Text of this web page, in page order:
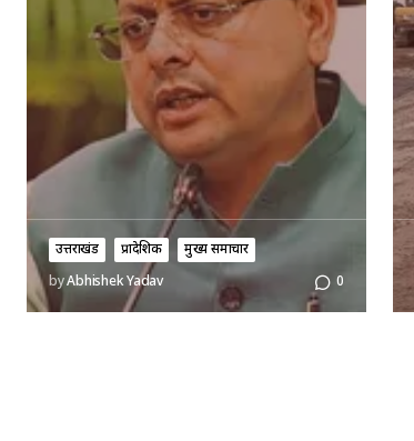
उत्तराखंड प्रादेशिक
मुख्य समाचार
byAbhishek Yadav 0